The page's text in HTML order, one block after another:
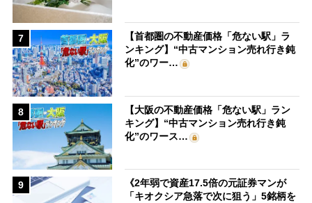
7
【首都圏の不動産価格「危ない駅」ラ
ンキング】“中古マンション売れ行き鈍
化”のワー…
8
【大阪の不動産価格「危ない駅」ラン
キング】“中古マンション売れ行き鈍
化”のワース…
9
《2年弱で資産17.5倍の元証券マンが
「キオクシア急落で次に狙う」5銘柄を